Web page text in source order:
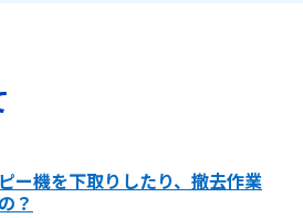
ー機を下取りしたり、撤去作業
？